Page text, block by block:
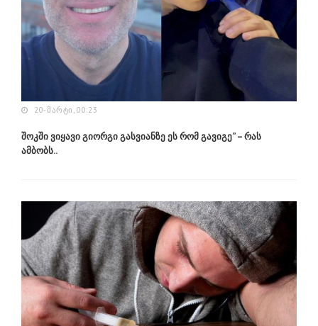
20-ᲛᲐᲠᲢᲘ, 00:23
შოკში ვიყავი გიორგი გასვიანზე ეს რომ გავიგე” – რას
ამბობს..